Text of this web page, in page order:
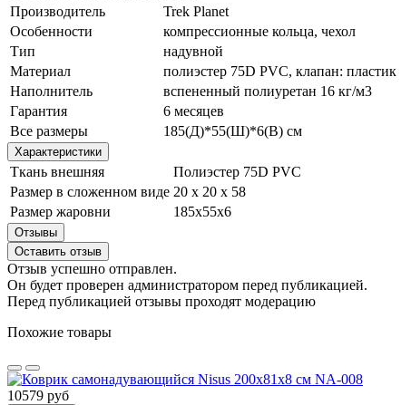
Производитель
Trek Planet
Особенности
компрессионные кольца, чехол
Тип
надувной
Материал
пoлиэстер 75D PVC, клапан: пластик
Наполнитель
вcпененный полиуретан 16 кг/м3
Гарантия
6 месяцев
Все размеры
185(Д)*55(Ш)*6(В) см
Характеристики
Ткань внешняя
Полиэстер 75D PVC
Размер в сложенном виде 20 х 20 х 58
Размер жаровни
185x55x6
Отзывы
Оставить отзыв
Отзыв успешно отправлен.
Он будет проверен администратором перед публикацией.
Перед публикацией отзывы проходят модерацию
Похожие товары
10579 руб